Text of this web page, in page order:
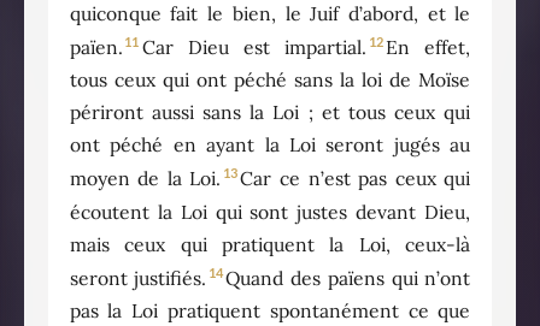
quiconque fait le bien, le Juif d’abord, et le
païen. 11 Car Dieu est impartial. 12 En effet,
tous ceux qui ont péché sans la loi de Moïse
périront aussi sans la Loi ; et tous ceux qui
ont péché en ayant la Loi seront jugés au
moyen de la Loi. 13Car ce n’est pas ceux qui
écoutent la Loi qui sont justes devant Dieu,
mais ceux qui pratiquent la Loi, ceux-là
seront justifiés. 14Quand des païens qui n’ont
pas la Loi pratiquent spontanément ce que